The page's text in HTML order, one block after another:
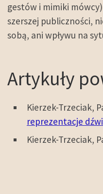
gestów i mimiki
szerszej publiczności,
sobą, ani wpływu na
Artykuły
Kierzek-Trzeciak,
reprezentacje
Kierzek-Trzeciak,